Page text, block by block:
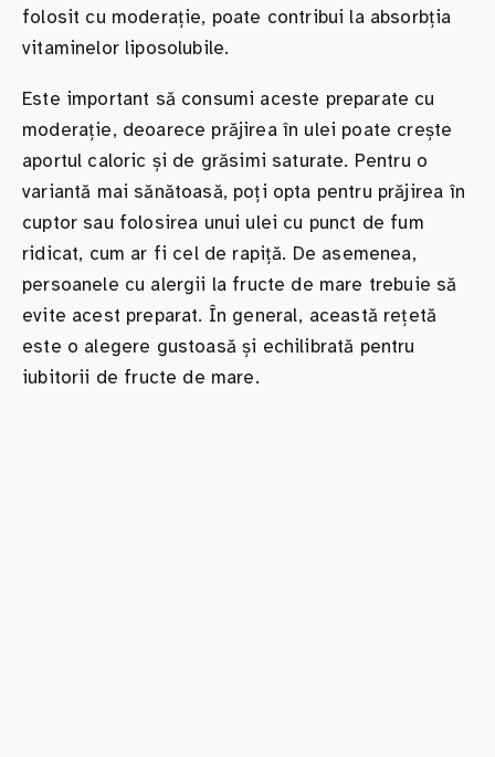
folosit cu moderație, poate contribui la absorbția
vitaminelor liposolubile.
Este important să consumi aceste preparate cu
moderație, deoarece prăjirea în ulei poate crește
aportul caloric și de grăsimi saturate. Pentru o
variantă mai sănătoasă, poți opta pentru prăjirea în
cuptor sau folosirea unui ulei cu punct de fum
ridicat, cum ar fi cel de rapiță. De asemenea,
persoanele cu alergii la fructe de mare trebuie să
evite acest preparat. În general, această rețetă
este o alegere gustoasă și echilibrată pentru
iubitorii de fructe de mare.